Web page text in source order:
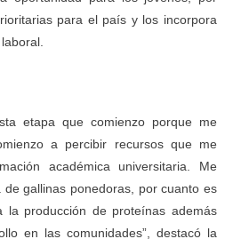
para el país y los incorpora
etapa que comienzo porque me
a percibir recursos que me
académica universitaria. Me
gallinas ponedoras, por cuanto es
la producción de proteínas además
en las comunidades”, destacó la